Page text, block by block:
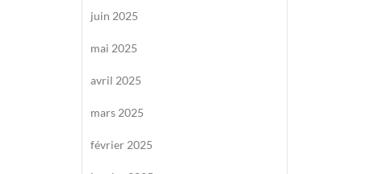
juin 2025
mai 2025
avril 2025
mars 2025
février 2025